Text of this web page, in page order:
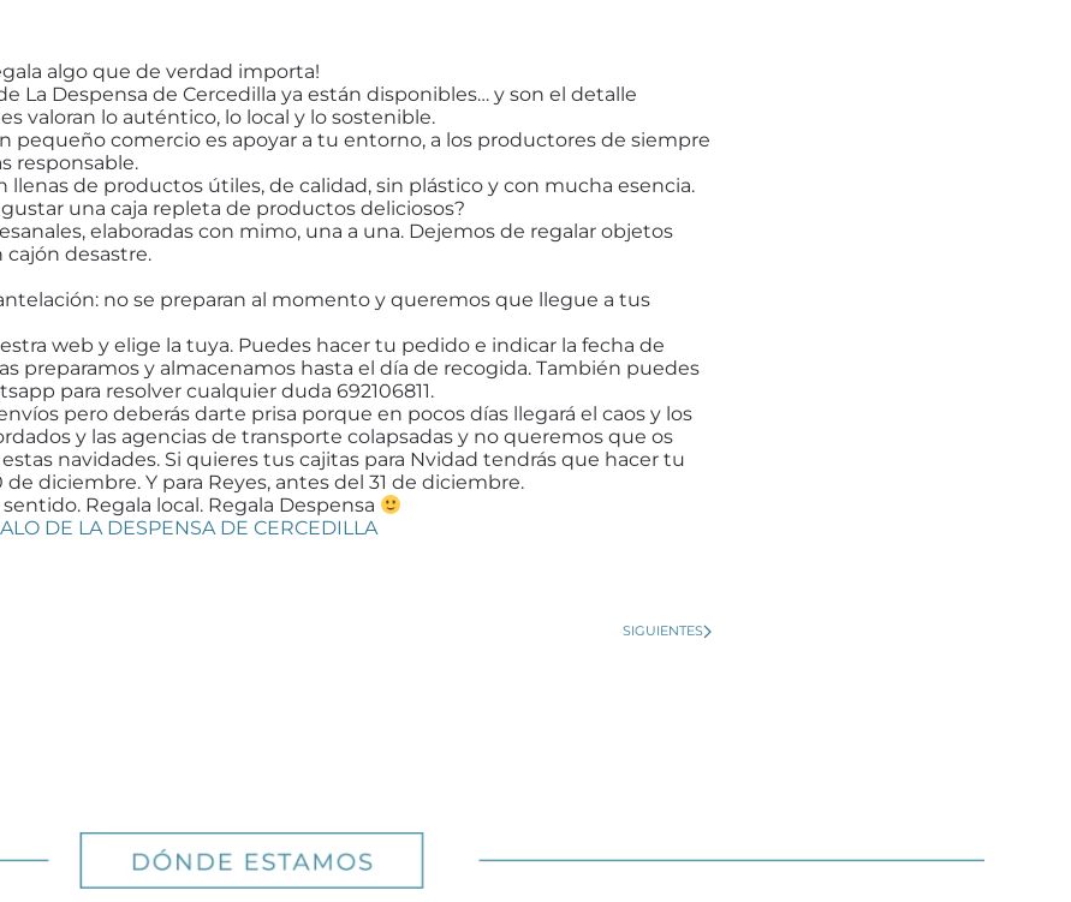
algo que de verdad importa!
La Despensa de Cercedilla ya están disponibles… y son el detalle
valoran lo auténtico, lo local y lo sostenible.
pequeño comercio es apoyar a tu entorno, a los productores de siempre
responsable.
llenas de productos útiles, de calidad, sin plástico y con mucha esencia.
una caja repleta de productos deliciosos?
elaboradas con mimo, una a una. Dejemos de regalar objetos
cajón desastre.
no se preparan al momento y queremos que llegue a tus
web y elige la tuya. Puedes hacer tu pedido e indicar la fecha de
preparamos y almacenamos hasta el día de recogida. También puedes
para resolver cualquier duda 692106811.
pero deberás darte prisa porque en pocos días llegará el caos y los
y las agencias de transporte colapsadas y no queremos que os
navidades. Si quieres tus cajitas para Nvidad tendrás que hacer tu
diciembre. Y para Reyes, antes del 31 de diciembre.
Regala local. Regala Despensa
DE LA DESPENSA DE CERCEDILLA
SIGUIENTES